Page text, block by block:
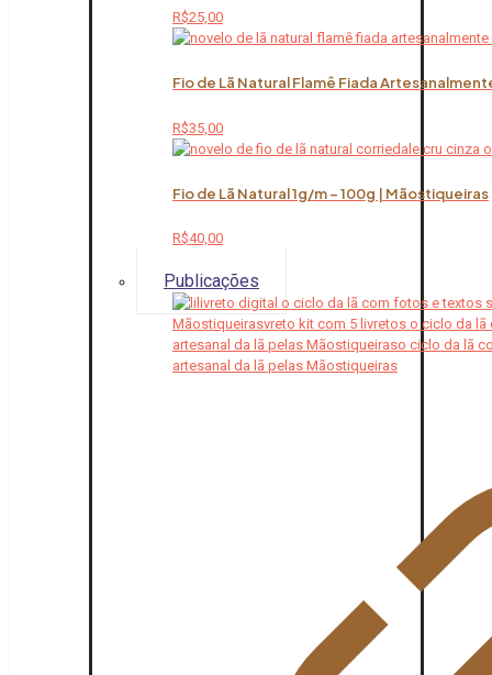
R$25,00
Fio de Lã Natural Flamê Fiada
R$35,00
Fio de Lã Natural 1g/m – 100g | Mãostiqueiras
R$40,00
Publicações